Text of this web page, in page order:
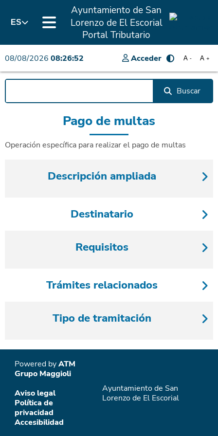
ES
Ayuntamiento de San
Lorenzo de El Escorial
Portal Tributario
08/08/2026 08:26:52 Acceder A +
A -
Buscar
Pago de multas
Operación específica para realizar el pago de multas
Descripción ampliada
Destinatario
Requisitos
Trámites relacionados
Tipo de tramitación
Powered byATM
Grupo Maggioli
Aviso legal
Política de
privacidad
Accesibilidad
Ayuntamiento de San
Lorenzo de El Escorial